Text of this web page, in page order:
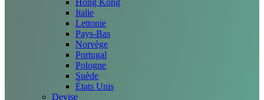
Hong Kong
Italie
Lettonie
Pays-Bas
Norvège
Portugal
Pologne
Suède
États Unis
Devise